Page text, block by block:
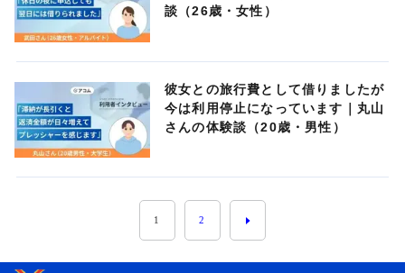
談（26歳・女性）
彼女との旅行費として借りましたが
今は利用停止になっています｜丸山
さんの体験談（20歳・男性）
1 2